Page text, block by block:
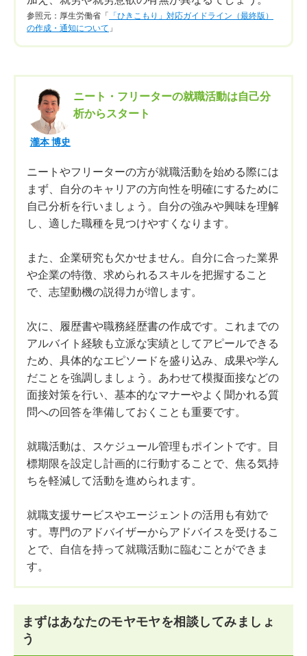
参照元：厚生労働省「
「ひきこもり」対応ガイドライン（最終版）
の作成・通知について 」
瀧本 博史
ニート・フリーターの就職活動は自己分
析からスタート
ニートやフリーターの方が就職活動を始める際には
まず、自分のキャリアの方向性を明確にするために
自己分析を行いましょう。自分の強みや興味を理解
し、適した職種を見つけやすくなります。
また、企業研究も欠かせません。自分に合った業界
や企業の特徴、求められるスキルを把握すること
で、志望動機の説得力が増します。
次に、履歴書や職務経歴書の作成です。これまでの
アルバイト経験も立派な実績としてアピールできる
ため、具体的なエピソードを盛り込み、成果や学ん
だことを強調しましょう。あわせて模擬面接などの
面接対策を行い、基本的なマナーやよく聞かれる質
問への回答を準備しておくことも重要です。
就職活動は、スケジュール管理もポイントです。目
標期限を設定し計画的に行動することで、焦る気持
ちを軽減して活動を進められます。
就職支援サービスやエージェントの活用も有効で
す。専門のアドバイザーからアドバイスを受けるこ
とで、自信を持って就職活動に臨むことができま
す。
まずはあなたのモヤモヤを相談してみましょ
う